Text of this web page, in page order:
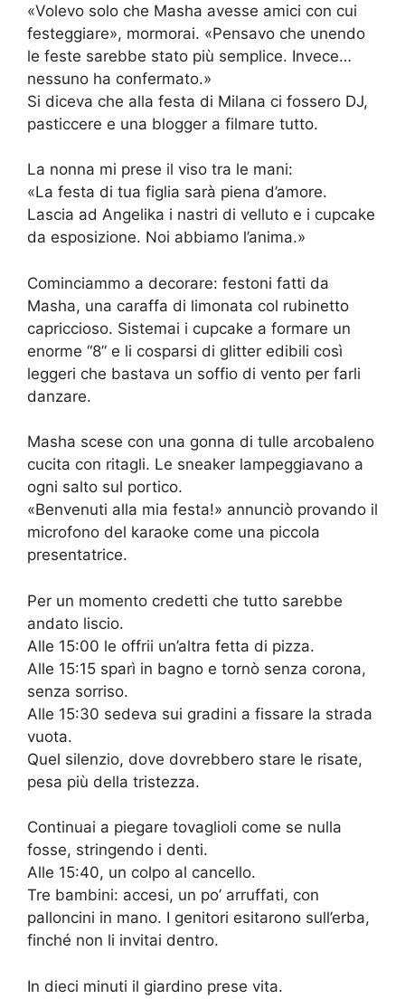
«Volevo solo che Masha avesse amici con cui
festeggiare», mormorai. «Pensavo che unendo
le feste sarebbe stato più semplice. Invece…
nessuno ha confermato.»
Si diceva che alla festa di Milana ci fossero DJ,
pasticcere e una blogger a filmare tutto.
La nonna mi prese il viso tra le mani:
«La festa di tua figlia sarà piena d’amore.
Lascia ad Angelika i nastri di velluto e i cupcake
da esposizione. Noi abbiamo l’anima.»
Cominciammo a decorare: festoni fatti da
Masha, una caraffa di limonata col rubinetto
capriccioso. Sistemai i cupcake a formare un
enorme “8” e li cosparsi di glitter edibili così
leggeri che bastava un soffio di vento per farli
danzare.
Masha scese con una gonna di tulle arcobaleno
cucita con ritagli. Le sneaker lampeggiavano a
ogni salto sul portico.
«Benvenuti alla mia festa!» annunciò provando il
microfono del karaoke come una piccola
presentatrice.
Per un momento credetti che tutto sarebbe
andato liscio.
Alle 15:00 le offrii un’altra fetta di pizza.
Alle 15:15 sparì in bagno e tornò senza corona,
senza sorriso.
Alle 15:30 sedeva sui gradini a fissare la strada
vuota.
Quel silenzio, dove dovrebbero stare le risate,
pesa più della tristezza.
Continuai a piegare tovaglioli come se nulla
fosse, stringendo i denti.
Alle 15:40, un colpo al cancello.
Tre bambini: accesi, un po’ arruffati, con
palloncini in mano. I genitori esitarono sull’erba,
finché non li invitai dentro.
In dieci minuti il giardino prese vita.